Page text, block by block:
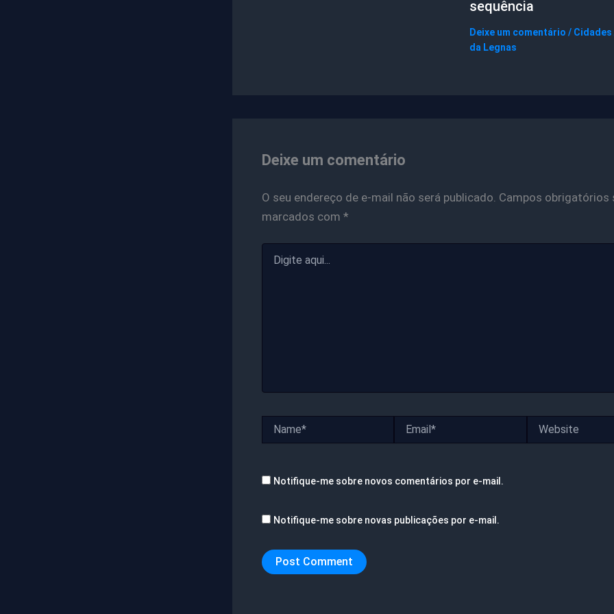
sequência
Deixe um comentário / Cidades
da Legnas
Deixe um comentário
O seu endereço de e-mail não será publicado. Campos obrigatórios
marcados com *
aqui...
Notifique-me sobre novos comentários por e-mail.
Notifique-me sobre novas publicações por e-mail.